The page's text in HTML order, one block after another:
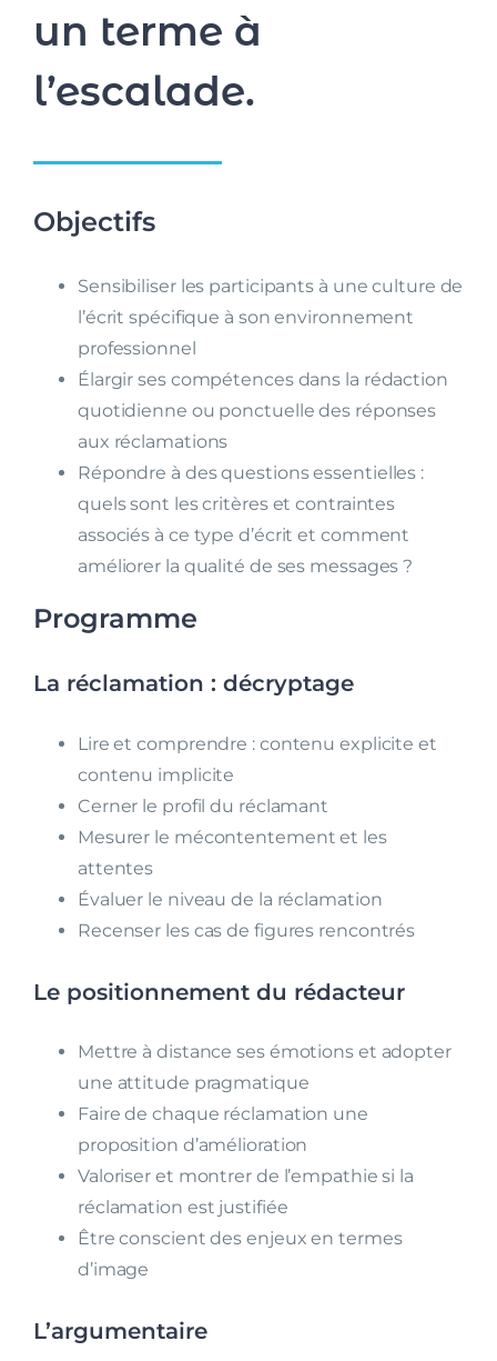
un terme à
l’escalade.
Objectifs
Sensibiliser les participants à une culture de
l’écrit spécifique à son environnement
professionnel
Élargir ses compétences dans la rédaction
quotidienne ou ponctuelle des réponses
aux réclamations
Répondre à des questions essentielles :
quels sont les critères et contraintes
associés à ce type d’écrit et comment
améliorer la qualité de ses messages ?
Programme
La réclamation : décryptage
Lire et comprendre : contenu explicite et
contenu implicite
Cerner le profil du réclamant
Mesurer le mécontentement et les
attentes
Évaluer le niveau de la réclamation
Recenser les cas de figures rencontrés
Le positionnement du rédacteur
Mettre à distance ses émotions et adopter
une attitude pragmatique
Faire de chaque réclamation une
proposition d’amélioration
Valoriser et montrer de l’empathie si la
réclamation est justifiée
Être conscient des enjeux en termes
d’image
L’argumentaire